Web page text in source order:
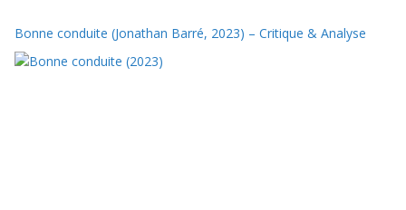
Bonne conduite (Jonathan Barré, 2023) – Critique & Analyse